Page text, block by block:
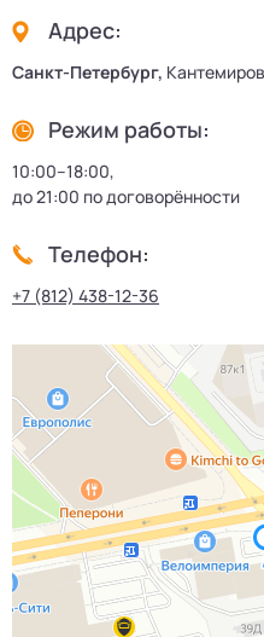
Адрес:
Санкт-Петербург,
Режим работы:
10:00–18:00,
до 21:00 по договорённости
Телефон:
+7 (812) 438-12-36